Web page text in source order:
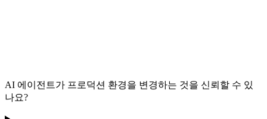
AI 에이전트가 프로덕션 환경을 변경하는 것을 신뢰할 수 있
나요?